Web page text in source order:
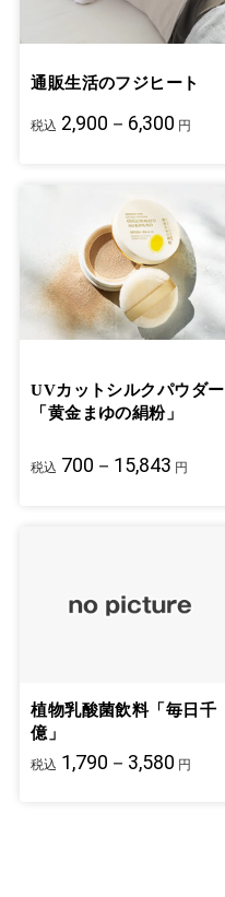
通販生活のフジヒート
税込 2,900－6,300 円
UVカットシルクパウダー
「黄金まゆの絹粉」
税込 700－15,843 円
植物乳酸菌飲料「毎日千
億」
税込 1,790－3,580 円